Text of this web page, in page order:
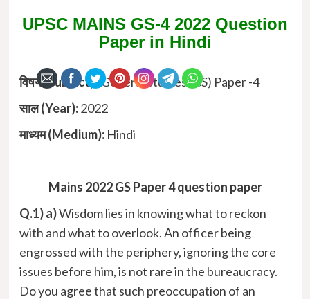
UPSC MAINS GS-4 2022 Question
Paper in Hindi
विषय (Subject) :General Studies (GS) Paper -4
साल (Year):2022
माध्यम (Medium):Hindi
Mains 2022 GS Paper 4 question paper
Q.1) a)Wisdom lies in knowing what to reckon
with and what to overlook. An officer being
engrossed with the periphery, ignoring the core
issues before him, is not rare in the bureaucracy.
Do you agree that such preoccupation of an